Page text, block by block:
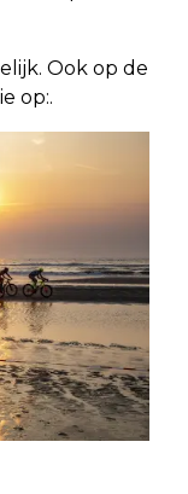
Ook op de
op:.